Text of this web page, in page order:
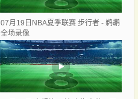
07月19日NBA夏季联赛 步行者 - 鹈鹕
全场录像